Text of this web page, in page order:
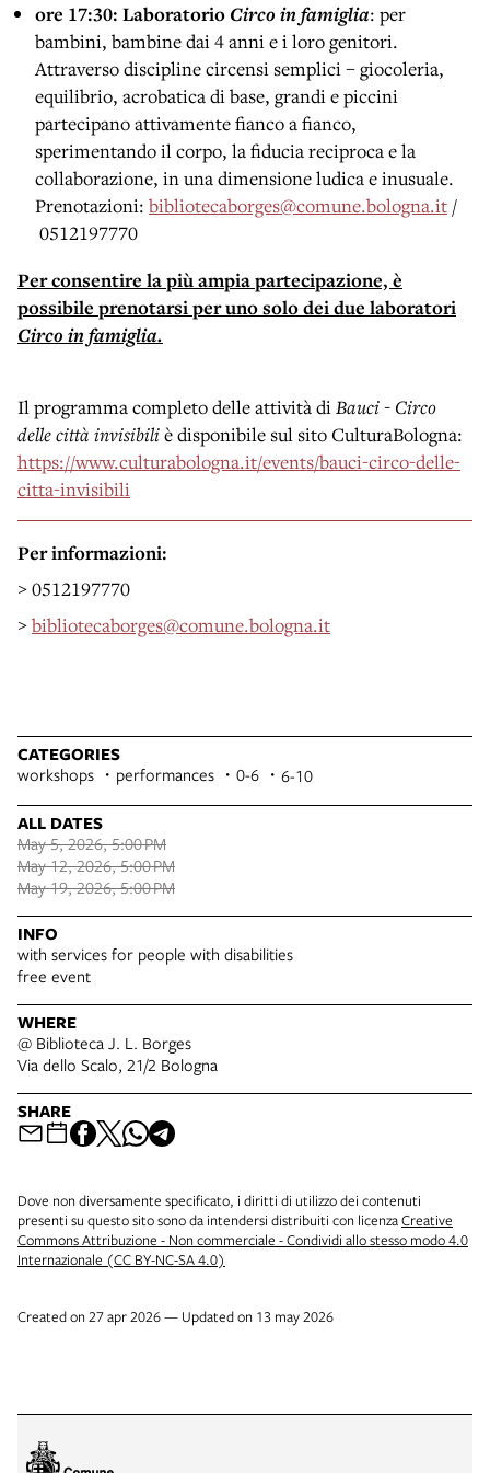
ore 17:30: Laboratorio Circo in famiglia: per
bambini, bambine dai 4 anni e i loro genitori.
Attraverso discipline circensi semplici – giocoleria,
equilibrio, acrobatica di base, grandi e piccini
partecipano attivamente fianco a fianco,
sperimentando il corpo, la fiducia reciproca e la
collaborazione, in una dimensione ludica e inusuale.
Prenotazioni: bibliotecaborges@comune.bologna.it /
0512197770
Per consentire la più ampia partecipazione, è
possibile prenotarsi per uno solo dei due laboratori
Circo in famiglia.
Il programma completo delle attività diBauci - Circo
delle città invisibiliè disponibile sul sito CulturaBologna:
https://www.culturabologna.it/events/bauci-circo-delle-
citta-invisibili
Per informazioni:
> 0512197770
>bibliotecaborges@comune.bologna.it
CATEGORIES
workshops performances 0-6 6-10
ALL DATES
May 5, 2026, 5:00 PM
May 12, 2026, 5:00 PM
May 19, 2026, 5:00 PM
INFO
with services for people with disabilities
free event
WHERE
@ Biblioteca J. L. Borges
Via dello Scalo, 21/2 Bologna
SHARE
Dove non diversamente specificato, i diritti di utilizzo dei contenuti
presenti su questo sito sono da intendersi distribuiti con licenzaCreative
Commons Attribuzione - Non commerciale - Condividi allo stesso modo 4.0
Internazionale (CC BY-NC-SA 4.0)
Created on 27 apr 2026 — Updated on 13 may 2026